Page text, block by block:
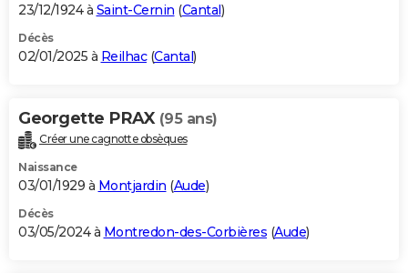
23/12/1924 à Saint-Cernin (Cantal)
Décès
02/01/2025 à Reilhac(Cantal)
Georgette PRAX (95 ans)
Créer une cagnotte obsèques
Naissance
03/01/1929 à Montjardin (Aude)
Décès
03/05/2024 à Montredon-des-Corbières (Aude)